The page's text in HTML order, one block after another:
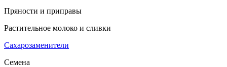
Пряности и приправы
Растительное молоко и сливки
Сахарозаменители
Семена